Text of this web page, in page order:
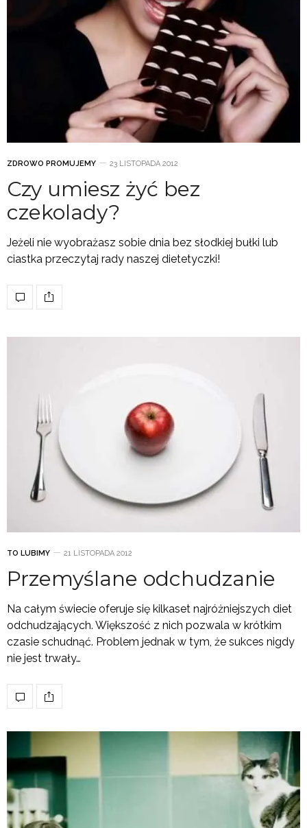
ZDROWO PROMUJEMY 23 LISTOPADA 2012
Czy umiesz żyć bez
czekolady?
Jeżeli nie wyobrażasz sobie dnia bez słodkiej bułki lub
ciastka przeczytaj rady naszej dietetyczki!
TO LUBIMY 21 LISTOPADA 2012
Przemyślane odchudzanie
Na całym świecie oferuje się kilkaset najróżniejszych diet
odchudzających. Większość z nich pozwala w krótkim
czasie schudnąć. Problem jednak w tym, że sukces nigdy
nie jest trwały…